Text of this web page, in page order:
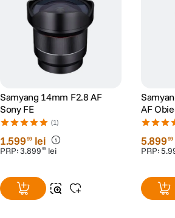
Samyang 14mm F2.8 AF
Sony FE
(1)
1.59999 lei
PRP:3.899 99 lei
AF
Montura
5.89999
PRP:5.